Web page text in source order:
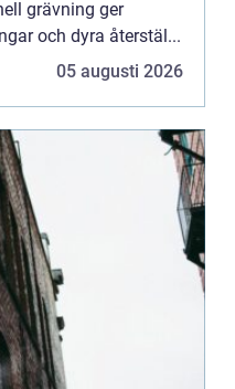
grävning ger
och dyra återstäl...
05 augusti 2026